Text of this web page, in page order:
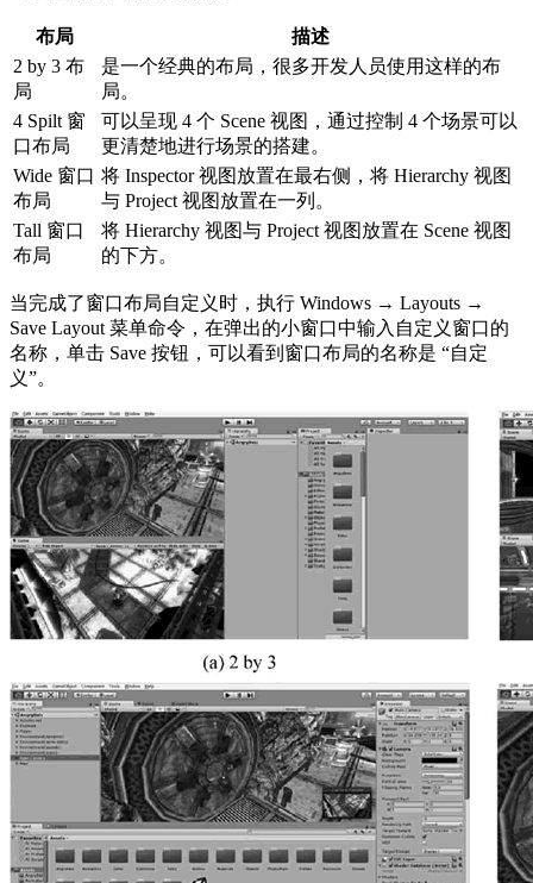
布局
描述
2 by 3 布
局
是一个经典的布局，很多开发人员使用这样的布
局。
4 Spilt 窗
口布局
可以呈现 4 个 Scene 视图，通过控制 4 个场景可以
更清楚地进行场景的搭建。
Wide 窗口
布局
将 Inspector 视图放置在最右侧，将 Hierarchy 视图
与 Project 视图放置在一列。
Tall 窗口
布局
将 Hierarchy 视图与 Project 视图放置在 Scene 视图
的下方。
当完成了窗口布局自定义时，执行 Windows → Layouts →
Save Layout 菜单命令，在弹出的小窗口中输入自定义窗口的
名称，单击 Save 按钮，可以看到窗口布局的名称是 “自定
义”。